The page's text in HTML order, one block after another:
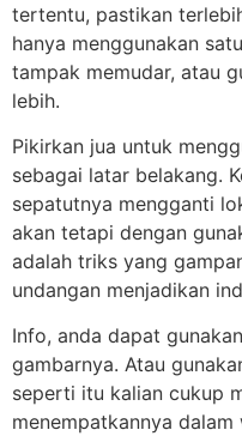
tertentu, pastikan
hanya menggunakan
tampak memudar, atau
lebih.
Pikirkan jua untuk
sebagai latar belakang.
sepatutnya mengganti
akan tetapi dengan
adalah triks yang
undangan menjadikan
Info, anda dapat
gambarnya. Atau
seperti itu kalian cukup
menempatkannya